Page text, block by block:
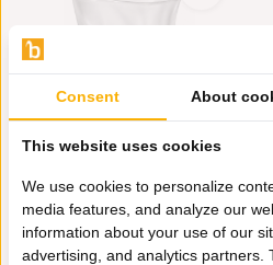
ml - set van 6 | ...
Deze prachtige Wave
drinkglazen hebben een
uniek...
Op voorraad
Consent About
This website uses cookies
We use cookies to personalize
media features, and analyze our
information about your use of our
advertising, and analytics partners.